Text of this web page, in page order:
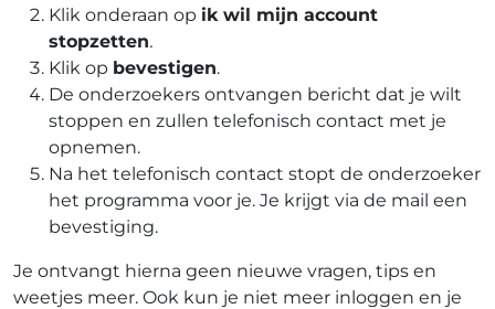
Klik onderaan op ik wil mijn account
stopzetten.
Klik op bevestigen.
De onderzoekers ontvangen bericht dat je wilt
stoppen en zullen telefonisch contact met je
opnemen.
Na het telefonisch contact stopt de onderzoeker
het programma voor je. Je krijgt via de mail een
bevestiging.
Je ontvangt hierna geen nieuwe vragen, tips en
weetjes meer. Ook kun je niet meer inloggen en je